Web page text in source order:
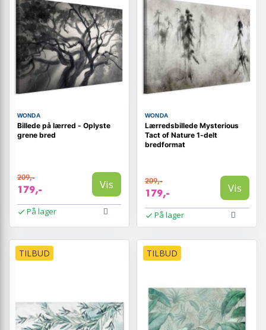
WONDA
Billede på lærred - Oplyste
grene bred
209,-
179,- Vis
På lager
WONDA
Lærredsbillede Mysterious
Tact of Nature 1-delt
bredformat
209,-
179,- Vis
På lager
TILBUD TILBUD